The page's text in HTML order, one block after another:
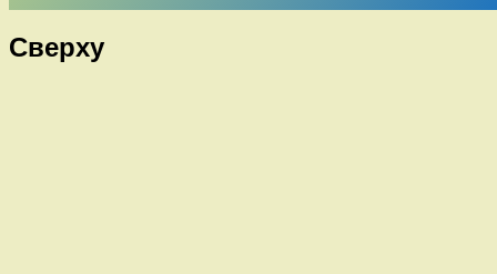
Сверху